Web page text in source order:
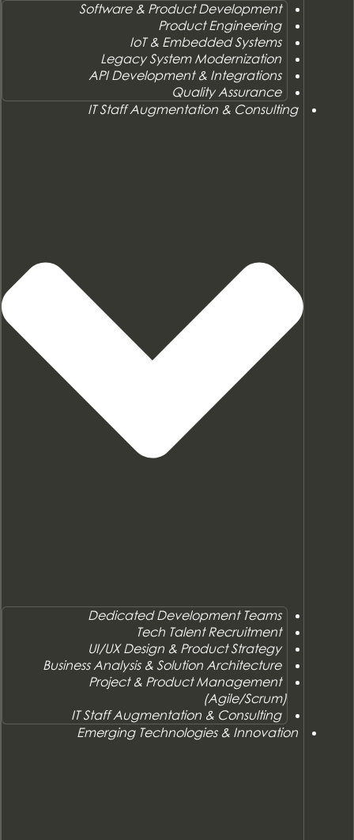
Software & Product Development
Product Engineering
IoT & Embedded Systems
Legacy System Modernization
API Development & Integrations
Quality Assurance
IT Staff Augmentation & Consulting
Dedicated Development Teams
Tech Talent Recruitment
UI/UX Design & Product Strategy
Business Analysis & Solution Architecture
Project & Product Management
(Agile/Scrum)
IT Staff Augmentation & Consulting
Emerging Technologies & Innovation